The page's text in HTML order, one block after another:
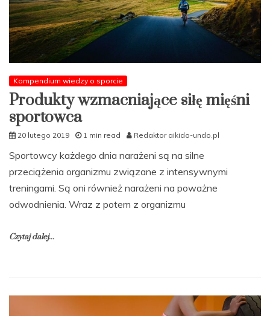
Kompendium wiedzy o sporcie
Produkty wzmacniające siłę mięśni
sportowca
20 lutego 2019 1 min read Redaktor aikido-undo.pl
Sportowcy każdego dnia narażeni są na silne
przeciążenia organizmu związane z intensywnymi
treningami. Są oni również narażeni na poważne
odwodnienia. Wraz z potem z organizmu
Czytaj dalej...